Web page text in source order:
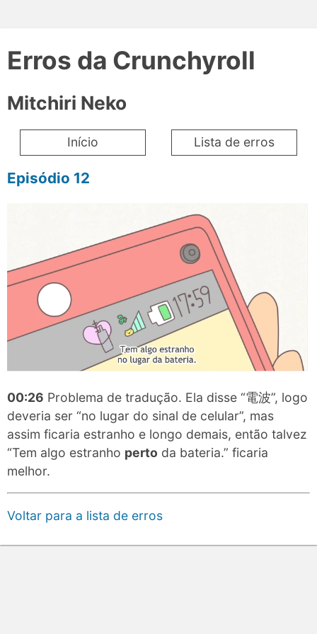
Erros da Crunchyroll
Mitchiri Neko
Início Lista de erros
Episódio 12
00:26 Problema de tradução. Ela disse “電波”, logo
deveria ser “no lugar do sinal de celular”, mas
assim ficaria estranho e longo demais, então talvez
“Tem algo estranho perto da bateria.” ficaria
melhor.
Voltar para a lista de erros